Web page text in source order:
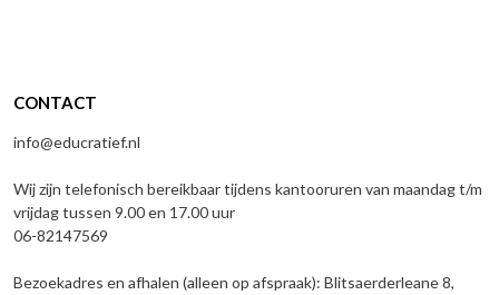
CONTACT
info@educratief.nl
Wij zijn telefonisch bereikbaar tijdens kantooruren van maandag t/m
vrijdag tussen 9.00 en 17.00 uur
06-82147569
Bezoekadres en afhalen (alleen op afspraak): Blitsaerderleane 8,